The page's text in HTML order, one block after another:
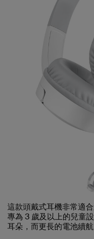
這款頭戴式耳機非常適
專為 3 歲及以上的兒童
耳朵，而更長的電池續